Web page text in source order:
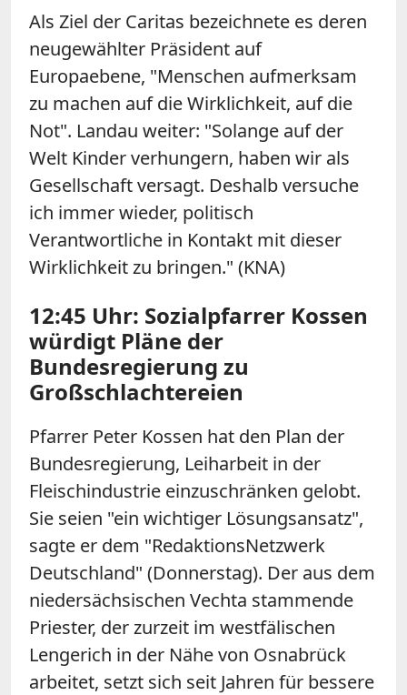
Als Ziel der Caritas bezeichnete es deren
neugewählter Präsident auf
Europaebene, "Menschen aufmerksam
zu machen auf die Wirklichkeit, auf die
Not". Landau weiter: "Solange auf der
Welt Kinder verhungern, haben wir als
Gesellschaft versagt. Deshalb versuche
ich immer wieder, politisch
Verantwortliche in Kontakt mit dieser
Wirklichkeit zu bringen." (KNA)
12:45 Uhr: Sozialpfarrer Kossen
würdigt Pläne der
Bundesregierung zu
Großschlachtereien
Pfarrer Peter Kossen hat den Plan der
Bundesregierung, Leiharbeit in der
Fleischindustrie einzuschränken gelobt.
Sie seien "ein wichtiger Lösungsansatz",
sagte er dem "RedaktionsNetzwerk
Deutschland" (Donnerstag). Der aus dem
niedersächsischen Vechta stammende
Priester, der zurzeit im westfälischen
Lengerich in der Nähe von Osnabrück
arbeitet, setzt sich seit Jahren für bessere